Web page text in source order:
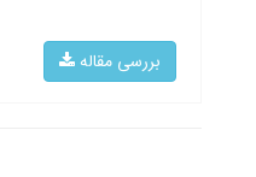
بررسی مقاله